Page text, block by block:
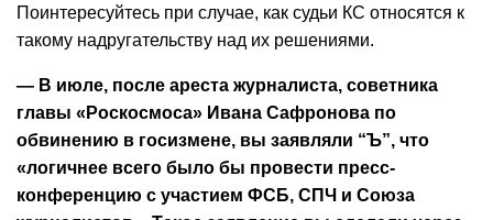
Поинтересуйтесь при случае, как судьи КС относятся к
такому надругательству над их решениями.
— В июле, после ареста журналиста, советника
главы «Роскосмоса» Ивана Сафронова по
обвинению в госизмене, вы заявляли “Ъ”, что
«логичнее всего было бы провести пресс-
конференцию с участием ФСБ, СПЧ и Союза